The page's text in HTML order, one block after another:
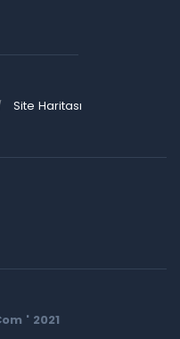
Site Haritası
' 2021